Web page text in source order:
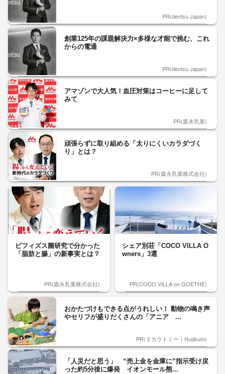
PR(dentsu Japan)
創業125年の課題解決力×多様な才能で挑む、これ
からの電通
PR(dentsu Japan)
アマゾンで大人気！血圧対策はコーヒーに足して
みて
PR(森永乳業)
頑張らずに取り組める「太りにくいカラダづく
り」とは？
PR(森永乳業株式会社)
ビフィズス菌研究で分かった
「脂肪と腸」の新事実とは？
PR(森永乳業株式会社)
シェア別荘「COCO VILLA O
wners」3選
PR(COCO VILLA on GOETHE)
おかたづけもできる点がうれしい！ 動物の鳴き声
やセリフが盛りだくさんの「アニア ...
PR(タカラトミー｜Hugkum)
「人災だと思う」 “売上金を金庫に”指示受け戻
った約5分後に爆発 イオンモール熊...